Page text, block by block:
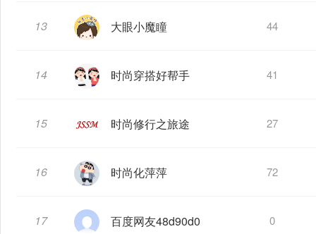
13 大眼小魔瞳 44
14 时尚穿搭好帮手 41
15 时尚修行之旅途 27
16 时尚化萍萍 72
17 百度网友48d90d0 0